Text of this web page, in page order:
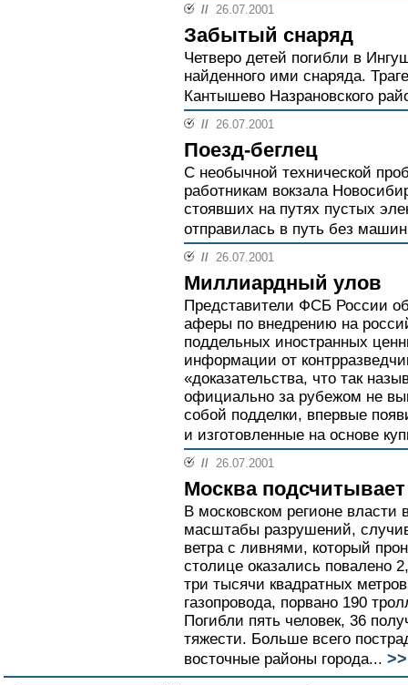
// 26.07.2001
Забытый снаряд
Четверо детей погибли в
найденного ими снаряда.
Кантышево Назрановского
// 26.07.2001
Поезд-беглец
С необычной технической
работникам вокзала
стоявших на путях пустых
отправилась в путь без
// 26.07.2001
Миллиардный улов
Представители ФСБ России
аферы по внедрению на
поддельных иностранных
информации от
«доказательства, что так
официально за рубежом не
собой подделки, впервые
и изготовленные на основе
// 26.07.2001
Москва
В московском регионе
масштабы разрушений,
ветра с ливнями, который
столице оказались повалено
три тысячи квадратных
газопровода, порвано 190
Погибли пять человек, 36
тяжести. Больше всего
восточные районы города... >>